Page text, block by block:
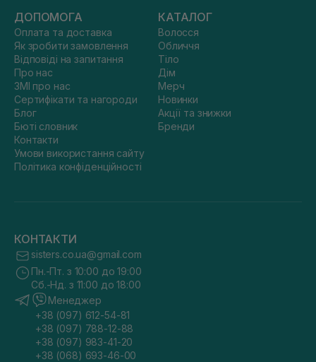
ДОПОМОГА
Оплата та доставка
Як зробити замовлення
Відповіді на запитання
Про нас
ЗМІ про нас
Сертифікати та нагороди
Блог
Бюті словник
Контакти
Умови використання сайту
Політика конфіденційності
КАТАЛОГ
Волосся
Обличчя
Тіло
Дім
Мерч
Новинки
Акції та знижки
Бренди
КОНТАКТИ
sisters.co.ua@gmail.com
Пн.-Пт. з 10:00 до 19:00
Сб.-Нд. з 11:00 до 18:00
Менеджер
+38 (097) 612-54-81
+38 (097) 788-12-88
+38 (097) 983-41-20
+38 (068) 693-46-00